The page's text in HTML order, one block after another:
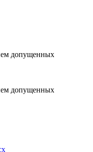
допущенных
допущенных